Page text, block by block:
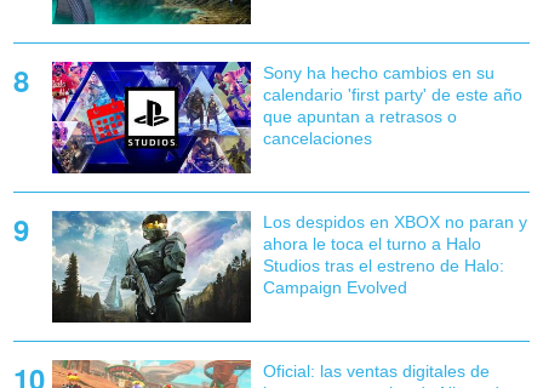
Sony ha hecho cambios en su
calendario 'first party' de este año
que apuntan a retrasos o
cancelaciones
Los despidos en XBOX no paran y
ahora le toca el turno a Halo
Studios tras el estreno de Halo:
Campaign Evolved
Oficial: las ventas digitales de